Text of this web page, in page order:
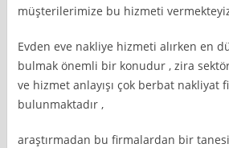
müşterilerimize bu hizmeti
Evden eve nakliye hizmeti alırken en
bulmak önemli bir konudur , zira
ve hizmet anlayışı çok berbat nakliyat
bulunmaktadır ,
araştırmadan bu firmalardan bir